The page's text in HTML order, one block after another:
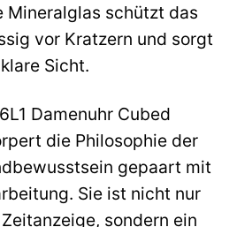
schützt das
vor Kratzern und sorgt
Sicht.
Damenuhr Cubed
die Philosophie der
gepaart mit
Sie ist nicht nur
sondern ein